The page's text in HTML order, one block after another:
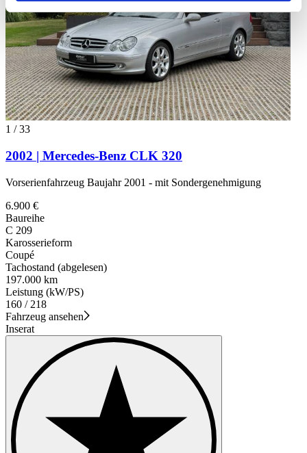
Partner führen diese Informationen möglicherweise mit
weiteren Daten zusammen, die Sie ihnen bereitgestellt
haben oder die sie im Rahmen Ihrer Nutzung der Dienste
gesammelt haben.Datenschutzerklärung
1 /33
2002 | Mercedes-Benz CLK 320
Vorserienfahrzeug Baujahr 2001 - mit Sondergenehmigung
6.900 €
Baureihe
C 209
Karosserieform
Coupé
Tachostand (abgelesen)
197.000 km
Leistung (kW/PS)
160 / 218
Fahrzeug ansehen
Inserat